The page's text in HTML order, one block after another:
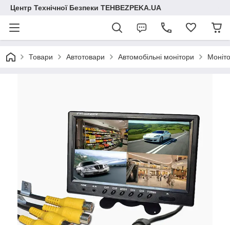
Центр Технічної Безпеки TEHBEZPEKA.UA
Товари Автотовари Автомобільні монітори